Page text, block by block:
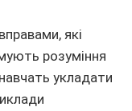
які
розуміння
навчать укладати